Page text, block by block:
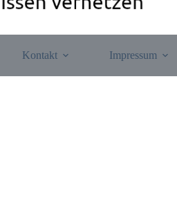
Kontakt Impressum